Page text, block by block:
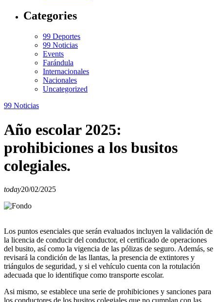
Categories
99 Deportes
99 Noticias
Events
Farándula
Internacionales
Nacionales
Uncategorized
99 Noticias
Año escolar 2025:
prohibiciones a los busitos
colegiales.
today20/02/2025
Los puntos esenciales que serán evaluados incluyen la validación de
la licencia de conducir del conductor, el certificado de operaciones
del busito, así como la vigencia de las pólizas de seguro. Además, se
revisará la condición de las llantas, la presencia de extintores y
triángulos de seguridad, y si el vehículo cuenta con la rotulación
adecuada que lo identifique como transporte escolar.
Asi mismo, se establece una serie de prohibiciones y sanciones para
los conductores de los busitos colegiales que no cumplan con las